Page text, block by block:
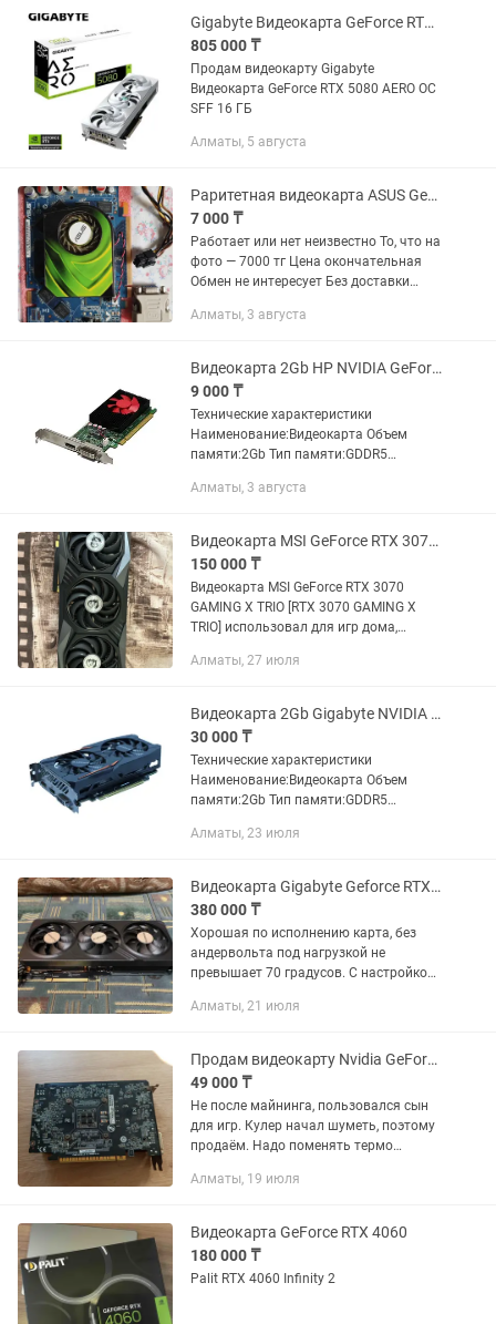
Разрядность шины:128...
Gigabyte Видеокарта GeForce RTX 5080 AERO OC SFF 16 ГБ
805 000 ₸
Продам видеокарту Gigabyte
Видеокарта GeForce RTX 5080 AERO OC
SFF 16 ГБ
Алматы, 5 августа
Раритетная видеокарта ASUS GeForce 7900 GS TOP
7 000 ₸
Работает или нет неизвестно То, что на
фото — 7000 тг Цена окончательная
Обмен не интересует Без доставки
Карагайлы
Алматы, 3 августа
Видеокарта 2Gb HP NVIDIA GeForce GT730
9 000 ₸
Технические характеристики
Наименование:Видеокарта Объем
памяти:2Gb Тип памяти:GDDR5
Графический процессор:NVIDIA GeForce
Алматы, 3 августа
Видеокарта MSI GeForce RTX 3070 GAMING X TRIO [RTX 3070 GAMING X TRIO]
150 000 ₸
Видеокарта MSI GeForce RTX 3070
GAMING X TRIO [RTX 3070 GAMING X
TRIO] использовал для игр дома,
Алматы, 27 июля
Видеокарта 2Gb Gigabyte NVIDIA GeForce GTX1050
30 000 ₸
Технические характеристики
Наименование:Видеокарта Объем
памяти:2Gb Тип памяти:GDDR5
Производитель:Gigabyte Графический
Разрядность шины:128...
Алматы, 23 июля
Видеокарта Gigabyte Geforce RTX 4070 Super Gaming OC
380 000 ₸
Хорошая по исполнению карта, без
андервольта под нагрузкой не
превышает 70 градусов. С настройкой
соответственно будет и пониже. Карта
Алматы, 21 июля
Продам видеокарту Nvidia GeForce GTX 1650 super
49 000 ₸
Не после майнинга, пользовался сын
для игр. Кулер начал шуметь, поэтому
продаём. Надо поменять термо
Алматы, 19 июля
Видеокарта GeForce RTX 4060
180 000 ₸
Palit RTX 4060 Infinity 2